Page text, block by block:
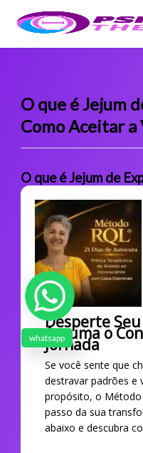
Blog
Glossário
Fale Conosco
O que é Jejum
Como Aceitar a
O que é Jejum de
Desperte
Assuma o
Jornada
Se você sente que
destravar padrões e
propósito, o
passo da sua
abaixo e descubra
whatsapp